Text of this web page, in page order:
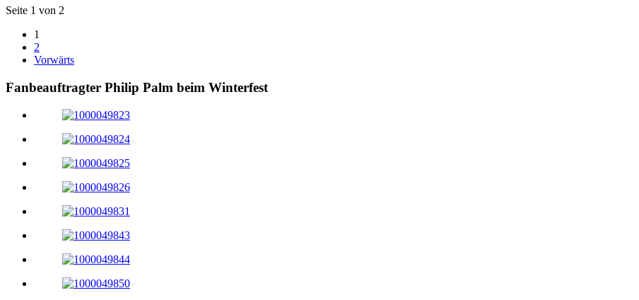
Seite 1 von 2
1
2
Vorwärts
Fanbeauftragter Philip Palm beim Winterfest